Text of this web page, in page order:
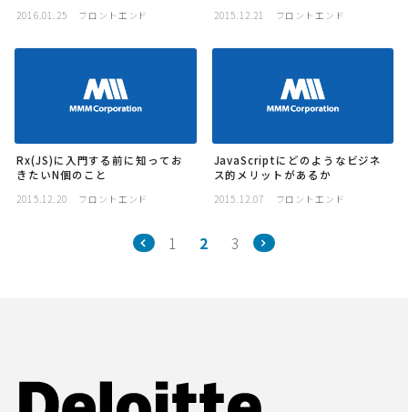
2016.01.25 フロントエンド 2015.12.21 フロントエンド
Rx(JS)に入門する前に知ってお
きたいN個のこと
2015.12.20 フロントエンド
JavaScriptにどのようなビジネ
ス的メリットがあるか
2015.12.07 フロントエンド
1 2 3